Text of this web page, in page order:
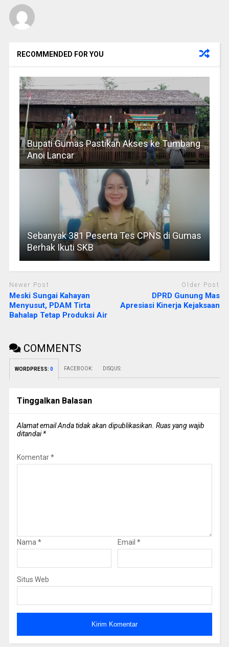
RECOMMENDED FOR YOU
Bupati Gumas Pastikan Akses ke Tumbang
Anoi Lancar
Sebanyak 381 Peserta Tes CPNS di Gumas
Berhak Ikuti SKB
Newer Post
Meski Sungai Kahayan
Menyusut, PDAM Tirta
Bahalap Tetap Produksi Air
Older Post
DPRD Gunung Mas
Apresiasi Kinerja Kejaksaan
COMMENTS
WORDPRESS: 0 FACEBOOK: DISQUS:
Tinggalkan Balasan
Alamat email Anda tidak akan dipublikasikan. Ruas yang wajib
ditandai*
Komentar*
Nama * Email *
Situs Web